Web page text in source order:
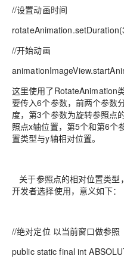
//设置动画时间
//开始动画
这里使用了RotateAnimation
要传入6个参数，前两个参数
度，第3个参数为旋转参照点
照点x轴位置，第5个和第6个
置类型与y轴相对位置。
关于参照点的相对位置类
开发者选择使用，意义如下：
//绝对定位 以当前窗口做参照
public static final int